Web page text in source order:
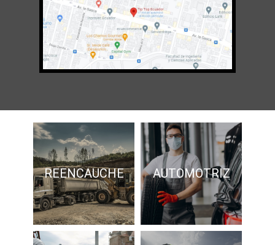
REENCAUCHE AUTOMOTRIZ